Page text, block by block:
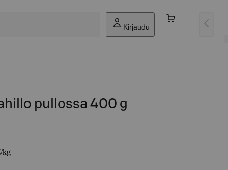
Kirjaudu
pullossa 400 g
kg